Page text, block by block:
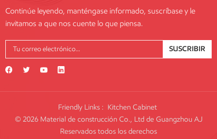
Continúe leyendo, manténgase informado, suscríbase y le
invitamos a que nos cuente lo que piensa.
SUSCRIBIR
Friendly Links : Kitchen Cabinet
© 2026 Material de construcción Co., Ltd de Guangzhou AJ
Reservados todos los derechos